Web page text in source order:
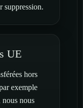
suppression.
UE
hors
exemple
nous